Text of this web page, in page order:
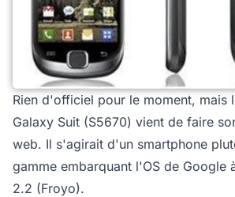
Rien d'officiel pour le moment, mais
Galaxy Suit (S5670) vient de faire
web. Il s'agirait d'un smartphone
gamme embarquant l'OS de Google
2.2 (Froyo).